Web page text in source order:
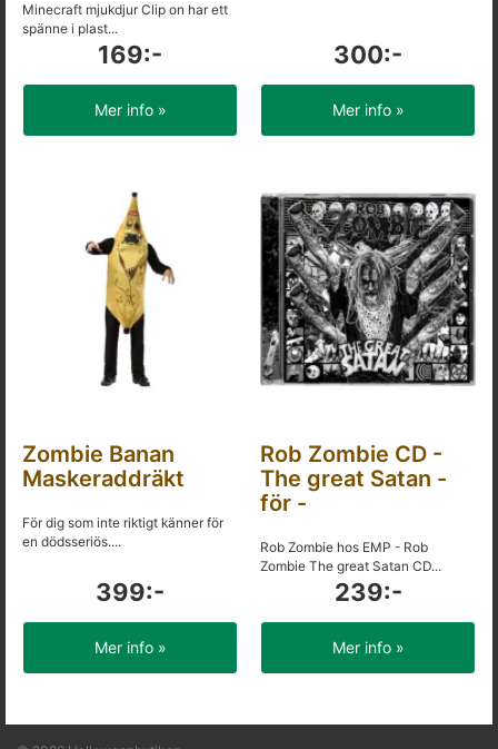
Minecraft mjukdjur Clip on har ett
spänne i plast...
169:-
Mer info »
300:-
Mer info »
Zombie Banan
Maskeraddräkt
För dig som inte riktigt känner för
en dödsseriös....
399:-
Mer info »
Rob Zombie CD -
The great Satan -
för -
Rob Zombie hos EMP - Rob
Zombie The great Satan CD...
239:-
Mer info »